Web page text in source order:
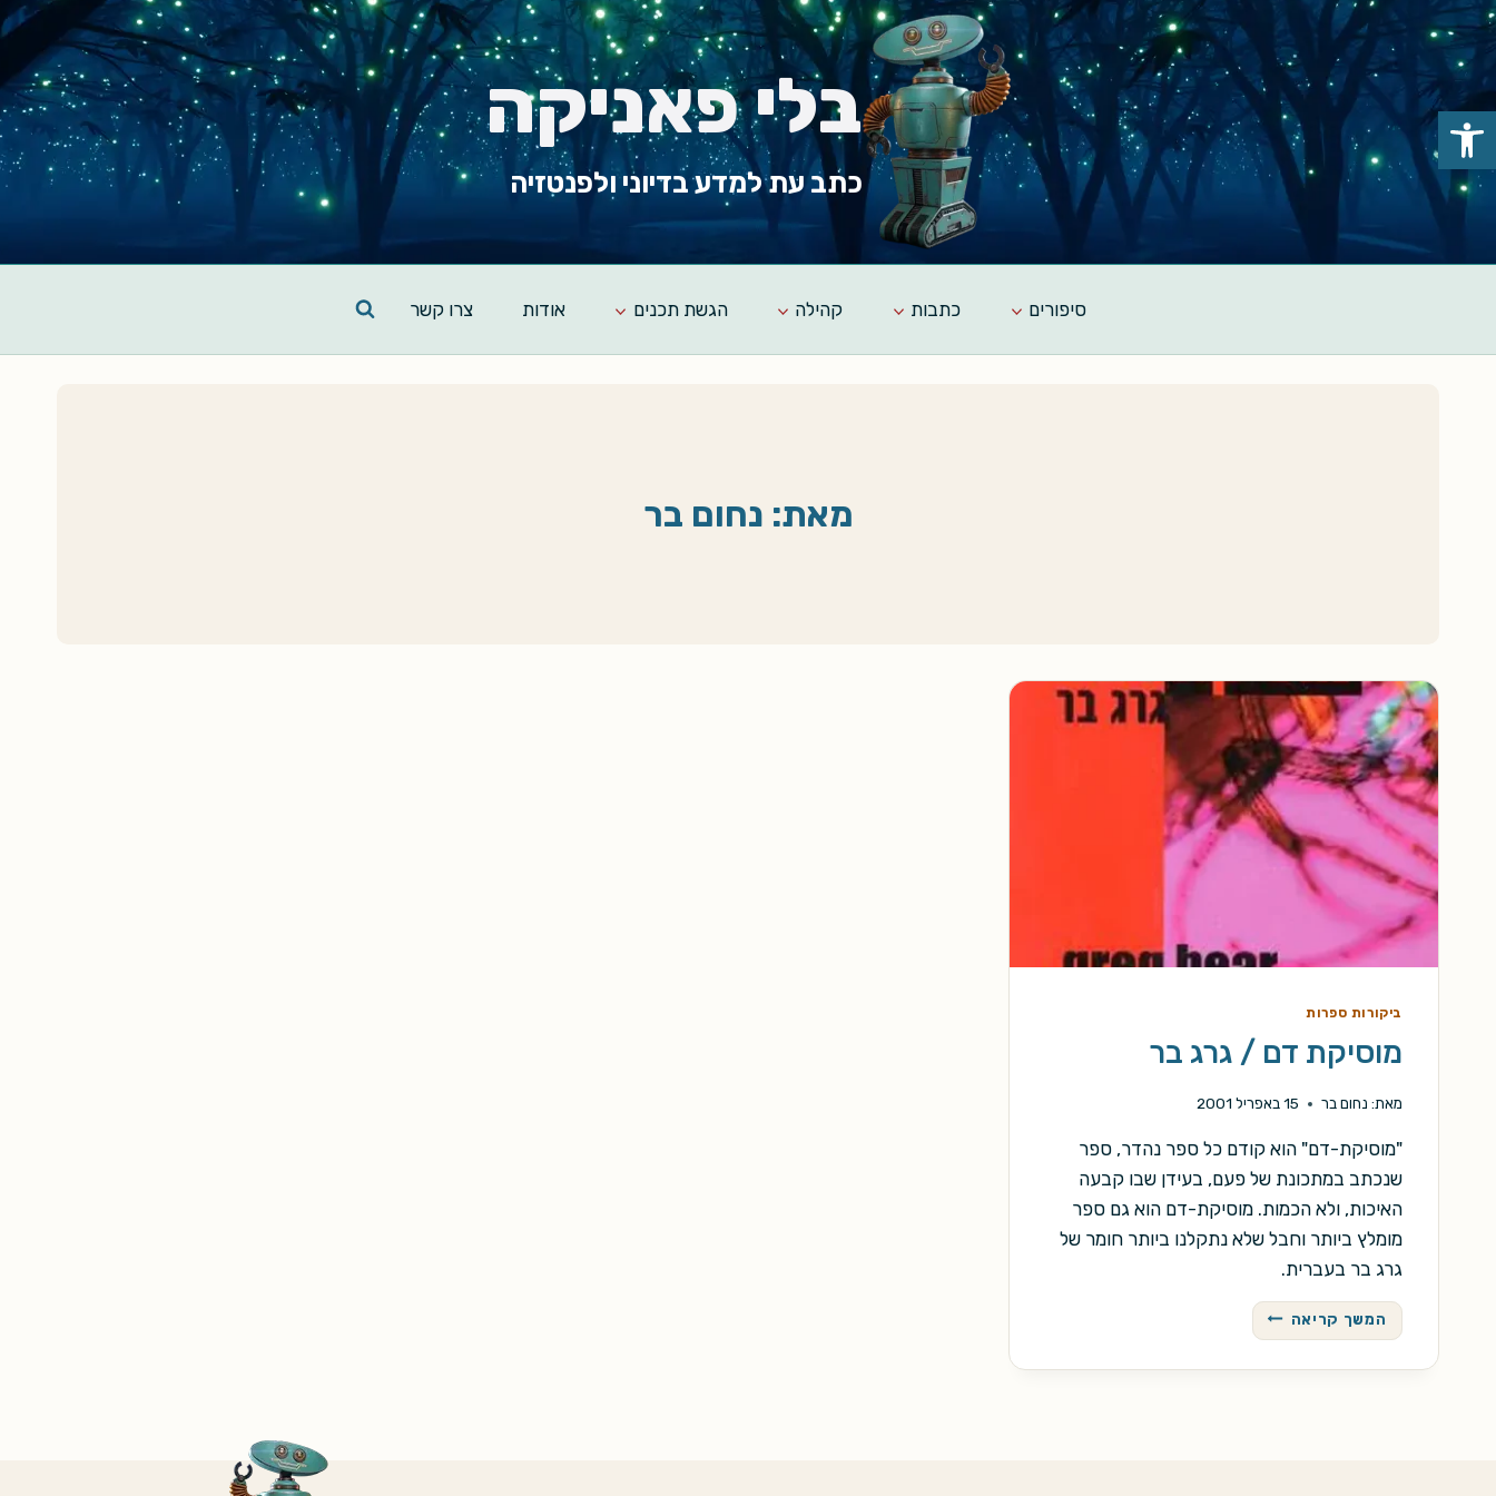
Skip
content
בלי פאניקה
כתב עת למדע בדיוני ולפנטזיה
סיפורים כתבות קהילה הגשת תכנים אודות צרו קשר
מאת: נחום בר
ביקורות ספרות
מוסיקת דם / גרג בר
מאת: נחום בר 15 באפריל 2001
"מוסיקת-דם" הוא קודם כל ספר נהדר, ספר
שנכתב במתכונת של פעם, בעידן שבו קבעה
האיכות, ולא הכמות. מוסיקת-דם הוא גם ספר
מומלץ ביותר וחבל שלא נתקלנו ביותר חומר של
גרג בר בעברית.
המשך קריאה מוסיקת
דם
פתח סרגל נגישות